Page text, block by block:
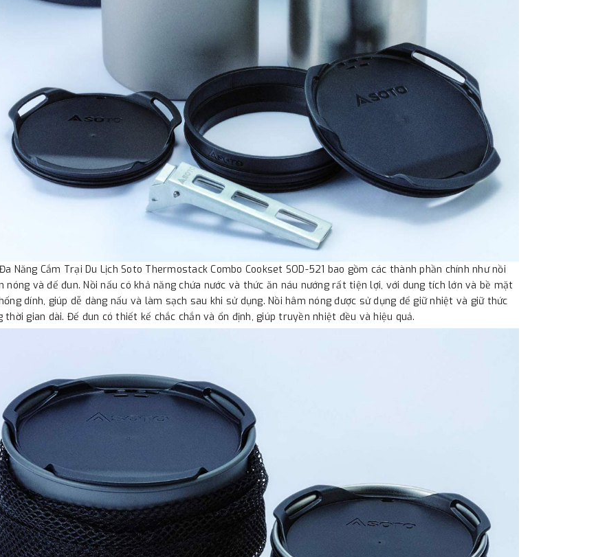
Năng Cắm Trại Du Lịch Soto Thermostack Combo Cookset SOD-521 bao gồm các thành phần chính như nồi
nóng và đế đun. Nồi nấu có khả năng chứa nước và thức ăn náu nướng rất tiện lợi, với dung tích lớn và bề mặt
dính, giúp dễ dàng nấu và làm sạch sau khi sử dụng. Nồi hâm nóng được sử dụng để giữ nhiệt và giữ thức
thời gian dài. Đế đun có thiết kế chắc chắn và ổn định, giúp truyền nhiệt đều và hiệu quả.